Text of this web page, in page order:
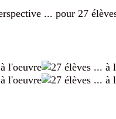
... pour 27